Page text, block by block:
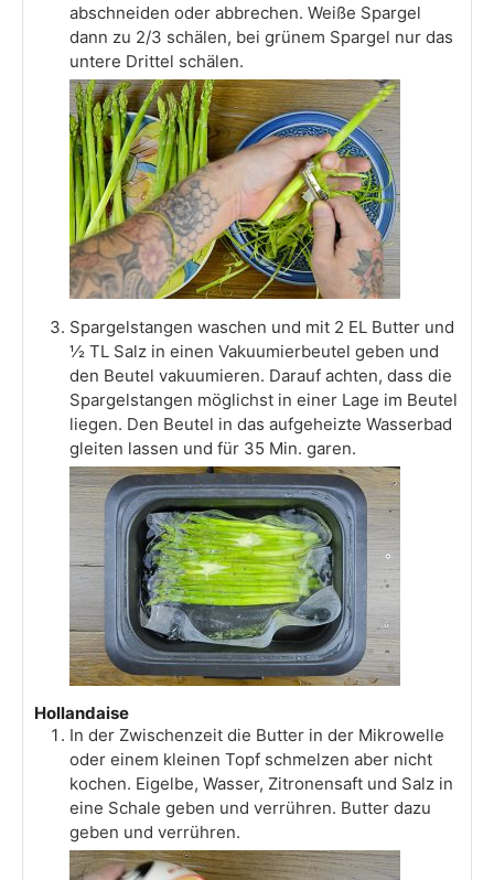
abschneiden oder abbrechen. Weiße Spargel
dann zu 2/3 schälen, bei grünem Spargel nur das
untere Drittel schälen.
Spargelstangen waschen und mit 2 EL Butter und
½ TL Salz in einen Vakuumierbeutel geben und
den Beutel vakuumieren. Darauf achten, dass die
Spargelstangen möglichst in einer Lage im Beutel
liegen. Den Beutel in das aufgeheizte Wasserbad
gleiten lassen und für 35 Min. garen.
Hollandaise
In der Zwischenzeit die Butter in der Mikrowelle
oder einem kleinen Topf schmelzen aber nicht
kochen. Eigelbe, Wasser, Zitronensaft und Salz in
eine Schale geben und verrühren. Butter dazu
geben und verrühren.